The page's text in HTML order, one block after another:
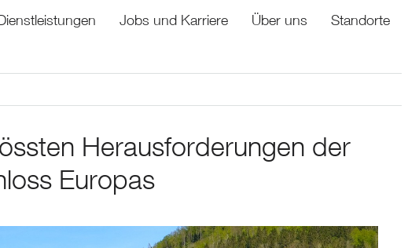
Jobs und Karriere Über uns Standorte
Herausforderungen der
Europas